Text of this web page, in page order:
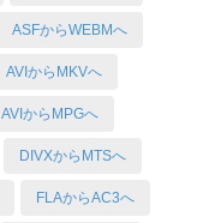
ASFからWEBMへ
AVIからMKVへ
AVIからMPGへ
DIVXからMTSへ
FLAからAC3へ